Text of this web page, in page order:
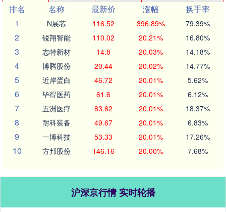
排名
名称 最新价 涨幅
换手率
1
N展芯 116.52 396.89% 79.39%
2 锐翔智能 110.02 20.21% 16.80%
3 志特新材 14.8 20.03% 14.18%
4 博腾股份 20.44 20.02% 14.77%
5 近岸蛋白 46.72 20.01% 5.62%
6 毕得医药 61.6 20.01% 6.12%
7 五洲医疗 83.62 20.01% 18.37%
8 耐科装备 49.67 20.01% 6.83%
9 一博科技 53.33 20.01% 17.26%
10 方邦股份 146.16 20.00% 7.68%
沪深京行情 实时轮播